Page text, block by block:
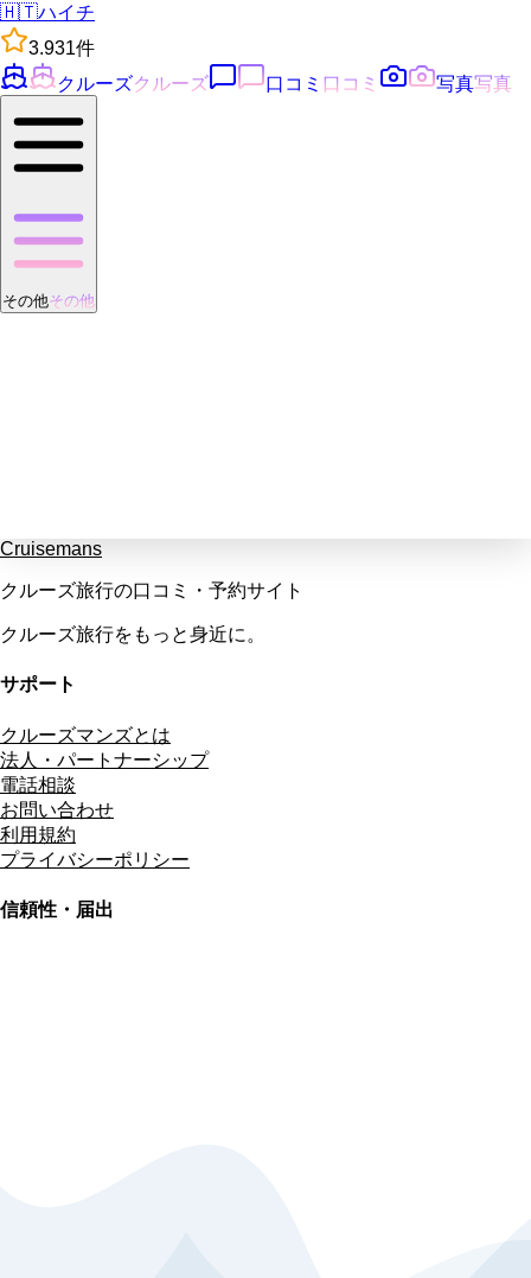
🇭🇹ハイチ
3.931件
クルーズクルーズ 口コミ 口コミ 写真写真
その他その他
Cruisemans
クルーズ旅行の口コミ・予約サイト
クルーズ旅行をもっと身近に。
サポート
クルーズマンズとは
法人・パートナーシップ
電話相談
お問い合わせ
利用規約
プライバシーポリシー
信頼性・届出